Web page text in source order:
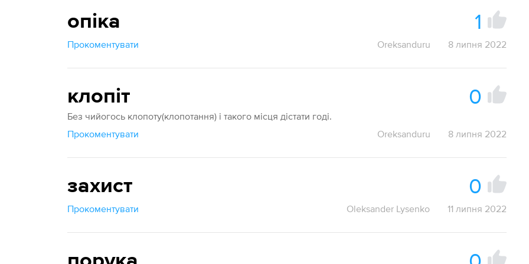
опіка 1
Прокоментувати Oreksanduru 8 липня 2022
клопіт 0
Без чийогось клопоту(клопотання) і такого місця дістати годі.
Прокоментувати
Oreksanduru 8 липня 2022
захист 0
Прокоментувати Oleksander Lysenko 11 липня 2022